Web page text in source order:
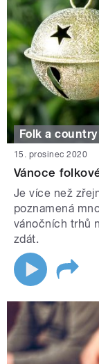
Folk a country
15. prosinec 2020
Vánoce
Je více než
poznamená
vánočních trhů
zdát.